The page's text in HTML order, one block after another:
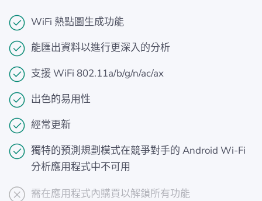
WiFi 熱點圖生成功能
能匯出資料以進行更深入的分析
支援 WiFi 802.11a/b/g/n/ac/ax
出色的易用性
經常更新
獨特的預測規劃模式在競爭對手的 Android Wi-Fi
分析應用程式中不可用
需在應用程式內購買以解鎖所有功能